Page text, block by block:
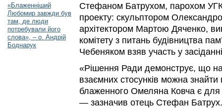
«Блаженніший
Любомир завжди був
там, де люди
потребували його
слова», – о. Андрій
Боднарук
Стефаном Батрухом, парохом
проекту: скульптором
архітектором Мартою Дяченко,
комітету з питань будівництва
Чебеняком взяв участь у
«Рішення Ради демонструє, що
взаємних стосунків можна
блаженного Омеляна Ковча є
— зазначив отець Стефан Батрух.